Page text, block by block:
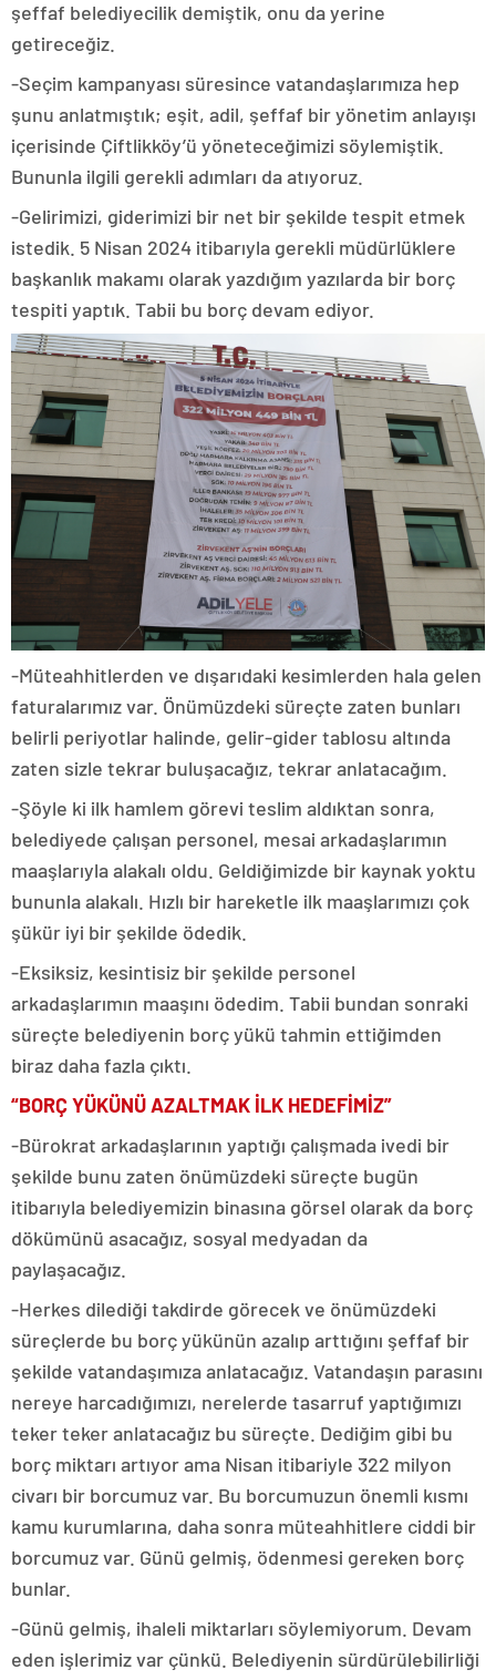
şeffaf belediyecilik demiştik, onu da yerine
getireceğiz.
-Seçim kampanyası süresince vatandaşlarımıza hep
şunu anlatmıştık; eşit, adil, şeffaf bir yönetim anlayışı
içerisinde Çiftlikköy’ü yöneteceğimizi söylemiştik.
Bununla ilgili gerekli adımları da atıyoruz.
-Gelirimizi, giderimizi bir net bir şekilde tespit etmek
istedik. 5 Nisan 2024 itibarıyla gerekli müdürlüklere
başkanlık makamı olarak yazdığım yazılarda bir borç
tespiti yaptık. Tabii bu borç devam ediyor.
-Müteahhitlerden ve dışarıdaki kesimlerden hala gelen
faturalarımız var. Önümüzdeki süreçte zaten bunları
belirli periyotlar halinde, gelir-gider tablosu altında
zaten sizle tekrar buluşacağız, tekrar anlatacağım.
-Şöyle ki ilk hamlem görevi teslim aldıktan sonra,
belediyede çalışan personel, mesai arkadaşlarımın
maaşlarıyla alakalı oldu. Geldiğimizde bir kaynak yoktu
bununla alakalı. Hızlı bir hareketle ilk maaşlarımızı çok
şükür iyi bir şekilde ödedik.
-Eksiksiz, kesintisiz bir şekilde personel
arkadaşlarımın maaşını ödedim. Tabii bundan sonraki
süreçte belediyenin borç yükü tahmin ettiğimden
biraz daha fazla çıktı.
“BORÇ YÜKÜNÜ AZALTMAK İLK HEDEFİMİZ”
-Bürokrat arkadaşlarının yaptığı çalışmada ivedi bir
şekilde bunu zaten önümüzdeki süreçte bugün
itibarıyla belediyemizin binasına görsel olarak da borç
dökümünü asacağız, sosyal medyadan da
paylaşacağız.
-Herkes dilediği takdirde görecek ve önümüzdeki
süreçlerde bu borç yükünün azalıp arttığını şeffaf bir
şekilde vatandaşımıza anlatacağız. Vatandaşın parasını
nereye harcadığımızı, nerelerde tasarruf yaptığımızı
teker teker anlatacağız bu süreçte. Dediğim gibi bu
borç miktarı artıyor ama Nisan itibariyle 322 milyon
civarı bir borcumuz var. Bu borcumuzun önemli kısmı
kamu kurumlarına, daha sonra müteahhitlere ciddi bir
borcumuz var. Günü gelmiş, ödenmesi gereken borç
bunlar.
-Günü gelmiş, ihaleli miktarları söylemiyorum. Devam
eden işlerimiz var çünkü. Belediyenin sürdürülebilirliği